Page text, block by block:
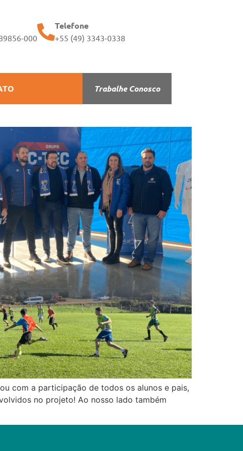
000
Telefone
+55 (49) 3343-0338
Trabalhe Conosco
com a participação de todos os alunos e pais,
no projeto! Ao nosso lado também